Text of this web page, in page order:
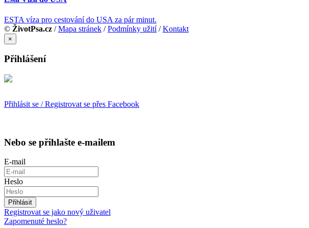
ESTA víza pro cestování do USA za pár minut.
© ŽivotPsa.cz /Mapa stránek /Podmínky užití/Kontakt
×
Přihlášení
Přihlásit se / Registrovat se přes Facebook
Nebo se přihlašte e-mailem
E-mail
Heslo
Přihlásit
Registrovat se jako nový uživatel
Zapomenuté heslo?